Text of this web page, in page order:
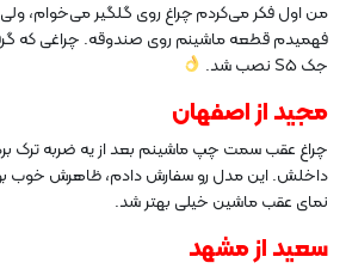
من اول فکر می‌کردم چراغ روی گلگیر می‌خوام، ولی
فهمیدم قطعه ماشینم روی صندوقه. چراغی که
جک S5 نصب شد.
مجید از اصفهان
چراغ عقب سمت چپ ماشینم بعد از یه ضربه ترک
داخلش. این مدل رو سفارش دادم، ظاهرش خوب
نمای عقب ماشین خیلی بهتر شد.
سعید از مشهد